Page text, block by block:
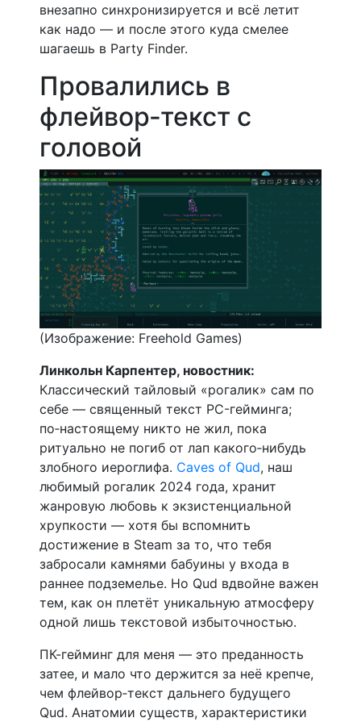
внезапно синхронизируется и всё летит
как надо — и после этого куда смелее
шагаешь в Party Finder.
Провалились в
флейвор‑текст с
головой
(Изображение: Freehold Games)
Линкольн Карпентер, новостник:
Классический тайловый «рогалик» сам по
себе — священный текст PC-гейминга;
по‑настоящему никто не жил, пока
ритуально не погиб от лап какого‑нибудь
злобного иероглифа. Caves of Qud, наш
любимый рогалик 2024 года, хранит
жанровую любовь к экзистенциальной
хрупкости — хотя бы вспомнить
достижение в Steam за то, что тебя
забросали камнями бабуины у входа в
раннее подземелье. Но Qud вдвойне важен
тем, как он плетёт уникальную атмосферу
одной лишь текстовой избыточностью.
ПК-гейминг для меня — это преданность
затее, и мало что держится за неё крепче,
чем флейвор‑текст дальнего будущего
Qud. Анатомии существ, характеристики